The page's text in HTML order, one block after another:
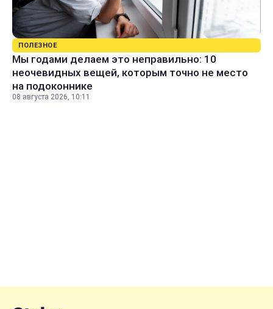
ПОЛЕЗНОЕ
Мы годами делаем это неправильно: 10
неочевидных вещей, которым точно не место
на подоконнике
08 августа 2026, 10:11